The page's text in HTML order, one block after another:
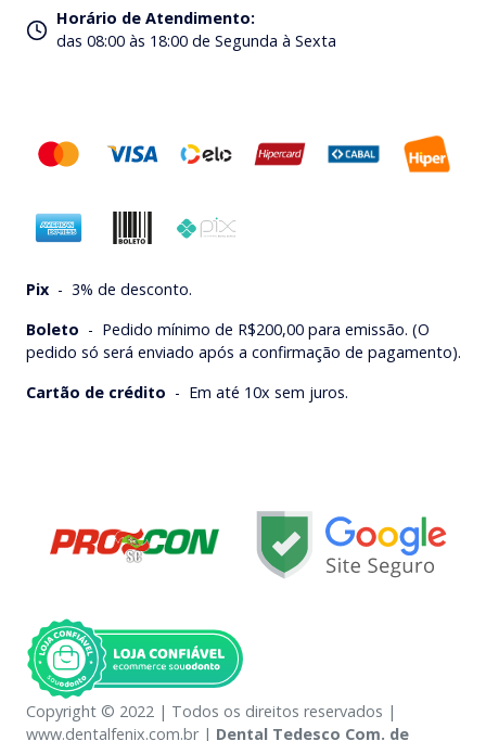
Horário de Atendimento:
das 08:00 às 18:00 de Segunda à Sexta
Pix - 3% de desconto.
Boleto - Pedido mínimo de R$200,00 para emissão. (O
pedido só será enviado após a confirmação de pagamento).
Cartão de crédito - Em até 10x sem juros.
Copyright © 2022 | Todos os direitos reservados |
www.dentalfenix.com.br | Dental Tedesco Com. de